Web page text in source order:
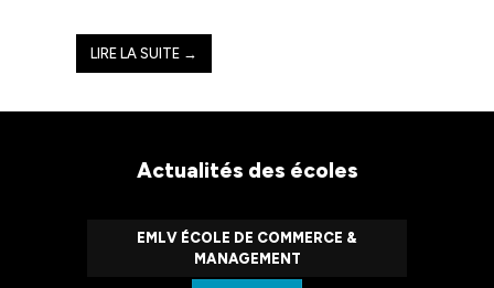
LIRE LA SUITE →
Actualités des écoles
EMLV ÉCOLE DE COMMERCE &
MANAGEMENT